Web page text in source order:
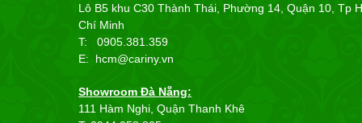
Lô B5 khu C30 Thành Thái, Phường 14, Quận 10, Tp
Chí Minh
T: 0905.381.359
E: hcm@cariny.vn
Showroom Đà Nẵng:
111 Hàm Nghi, Quận Thanh Khê